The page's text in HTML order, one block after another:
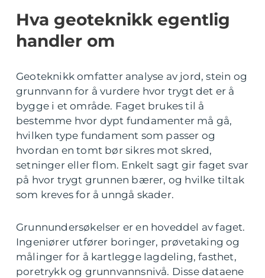
Hva geoteknikk egentlig
handler om
Geoteknikk omfatter analyse av jord, stein og
grunnvann for å vurdere hvor trygt det er å
bygge i et område. Faget brukes til å
bestemme hvor dypt fundamenter må gå,
hvilken type fundament som passer og
hvordan en tomt bør sikres mot skred,
setninger eller flom. Enkelt sagt gir faget svar
på hvor trygt grunnen bærer, og hvilke tiltak
som kreves for å unngå skader.
Grunnundersøkelser er en hoveddel av faget.
Ingeniører utfører boringer, prøvetaking og
målinger for å kartlegge lagdeling, fasthet,
poretrykk og grunnvannsnivå. Disse dataene